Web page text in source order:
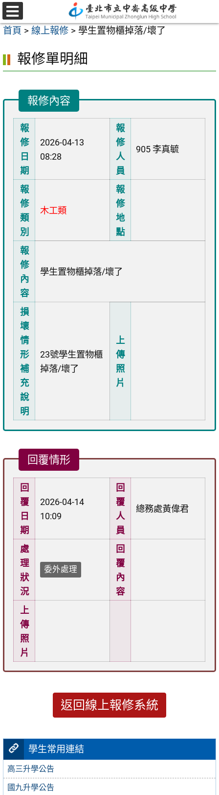
跳
至
主
內
選
單
首頁 > 線上報修 > 學生置物櫃掉落/壞了
學生常用連結
高三升學公告
國九升學公告
報修單明細
報修內容
報
修
日
期
2026-04-13
08:28
報
修
人
員
905 李真毓
報
修
類
別
木工類
報
修
地
點
報
修
內
容
學生置物櫃掉落/壞了
損
壞
情
形
補
充
說
明
23號學生置物櫃
掉落/壞了
上
傳
照
片
回覆情形
回
覆
日
期
2026-04-14
10:09
回
覆
人
員
總務處黃偉君
處
理
狀
況
委外處理
回
覆
內
容
上
傳
照
片
返回線上報修系統